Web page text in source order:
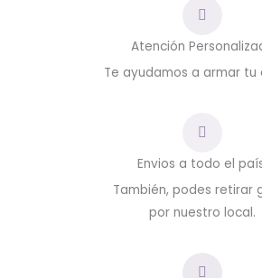
Atención
Te ayudamos a armar tu
Envios a todo el
También, podes retirar
por nuestro local.